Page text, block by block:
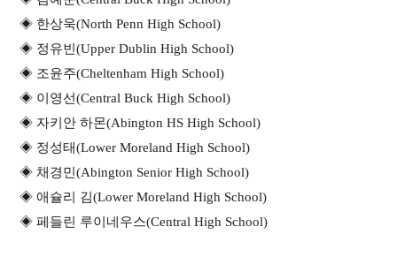
◈ 한상욱(North Penn High School)
◈ 정유빈(Upper Dublin High School)
◈ 조윤주(Cheltenham High School)
◈ 이영선(Central Buck High School)
◈ 자키안 하몬(Abington HS High School)
◈ 정성태(Lower Moreland High School)
◈ 채경민(Abington Senior High School)
◈ 애슐리 김(Lower Moreland High School)
◈ 페들린 루이네우스(Central High School)